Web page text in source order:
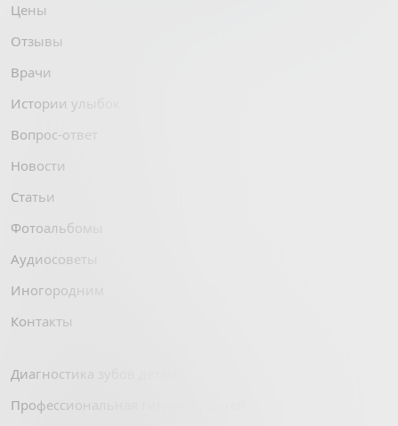
Цены
Отзывы
Врачи
Истории улыбок
Вопрос-ответ
Новости
Статьи
Фотоальбомы
Аудиосоветы
Иногородним
Контакты
Диагностика зубов детям
Профессиональная гигиена у детей